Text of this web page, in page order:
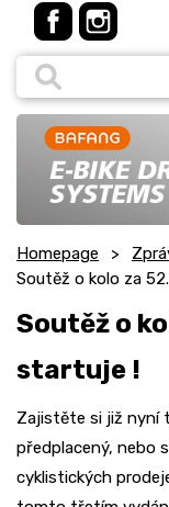
Homepage
Soutěž o kolo za
Soutěž o
startuje !
Zajistěte si již nyní
předplacený, nebo
cyklistických